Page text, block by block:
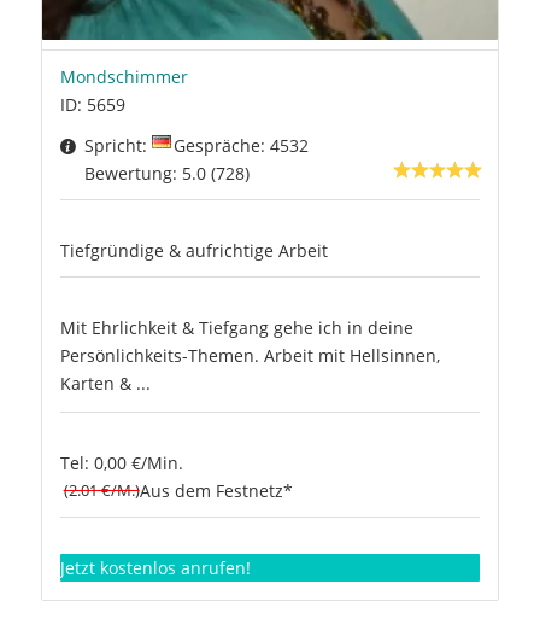
Mondschimmer
ID: 5659
Spricht:
Gespräche: 4532
Bewertung: 5.0 (728)
Tiefgründige & aufrichtige Arbeit
Mit Ehrlichkeit & Tiefgang gehe ich in deine
Persönlichkeits-Themen. Arbeit mit Hellsinnen,
Karten & ...
Tel: 0,00 €/Min.
(2.01 €/M.)Aus dem Festnetz*
Jetzt kostenlos anrufen!